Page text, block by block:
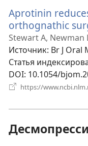
Aprotinin
orthognathic
Stewart A, Newman
Источник‎: Br J Oral
Статья
DOI‎: 10.1054/
https://